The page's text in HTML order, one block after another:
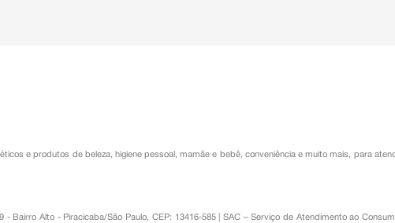
e produtos de beleza, higiene pessoal ,mamãe e bebê, conveniênciae muito mais, para
- Bairro Alto - Piracicaba/São Paulo, CEP: 13416-585 | SAC – Serviço de Atendimento ao